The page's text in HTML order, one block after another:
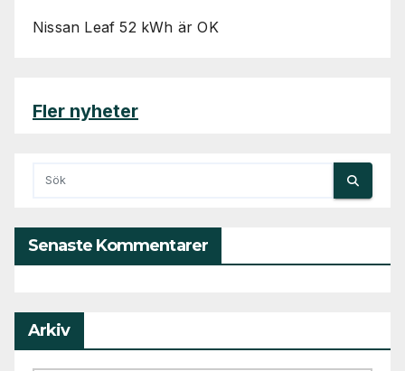
Nissan Leaf 52 kWh är OK
Fler nyheter
Senaste Kommentarer
Arkiv